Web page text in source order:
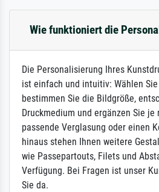
Wie funktioniert die
Die Personalisierung Ihres
ist einfach und intuitiv: Wählen
bestimmen Sie die Bildgröße,
Druckmedium und ergänzen Sie
passende Verglasung oder einen
hinaus stehen Ihnen weitere
wie Passepartouts, Filets und
Verfügung. Bei Fragen ist unser
Sie da.